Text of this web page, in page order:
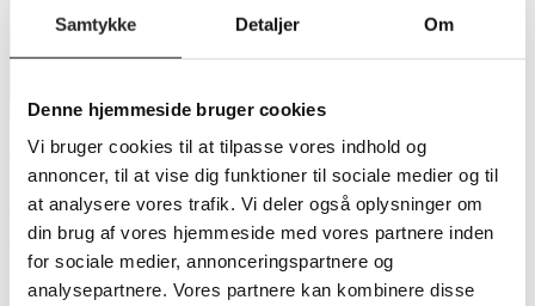
Samtykke Detaljer Om
Denne hjemmeside bruger cookies
Vi bruger cookies til at tilpasse vores indhold og
annoncer, til at vise dig funktioner til sociale medier og til
at analysere vores trafik. Vi deler også oplysninger om
din brug af vores hjemmeside med vores partnere inden
for sociale medier, annonceringspartnere og
analysepartnere. Vores partnere kan kombinere disse
Vi udvider vores organisation
Vi udvider vores organisation
I dag – mandag den 1. juni – har vi valgt at udvide vores organisation med
Kasper Krøyer og Margit Christiansen